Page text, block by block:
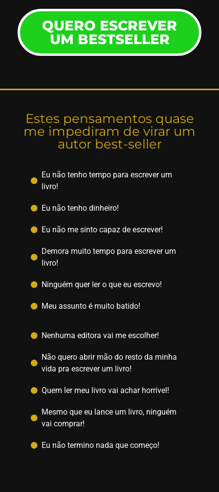
QUERO ESCREVER
UM BESTSELLER
Estes pensamentos quase
me impediram de virar um
autor best-seller
Eu não tenho tempo para escrever um
livro!
Eu não tenho dinheiro!
Eu não me sinto capaz de escrever!
Demora muito tempo para escrever um
livro!
Ninguém quer ler o que eu escrevo!
Meu assunto é muito batido!
Nenhuma editora vai me escolher!
Não quero abrir mão do resto da minha
vida pra escrever um livro!
Quem ler meu livro vai achar horrível!
Mesmo que eu lance um livro, ninguém
vai comprar!
Eu não termino nada que começo!